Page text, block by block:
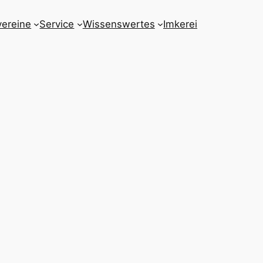
Service Wissenswertes Imkerei